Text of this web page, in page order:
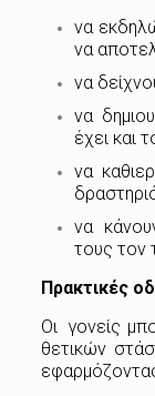
να
να
να
να
έχει και
να
να
τους τον
Πρακτικές
Οι γονείς
θετικών